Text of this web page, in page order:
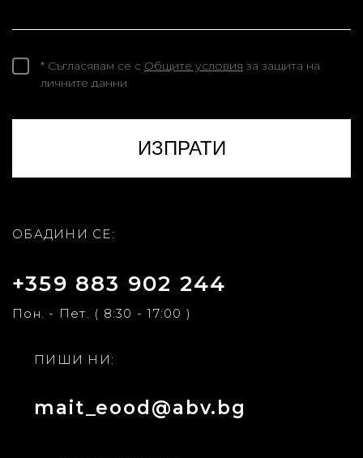
* Съгласявам се с Общите условия за защита на
личните данни
ОБАДИНИ СЕ:
+359 883 902 244
Пон. - Пет. ( 8:30 - 17:00 )
ПИШИ НИ:
mait_eood@abv.bg